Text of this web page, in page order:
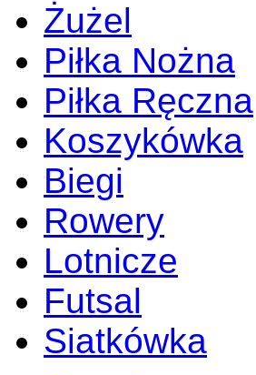
Żużel
Piłka Nożna
Piłka Ręczna
Koszykówka
Biegi
Rowery
Lotnicze
Futsal
Siatkówka